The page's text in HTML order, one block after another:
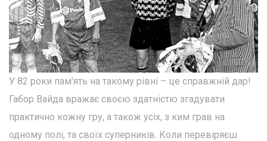
У 82 роки пам'ять на такому рівні – це справжній дар!
Габор Вайда вражає своєю здатністю згадувати
практично кожну гру, а також усіх, з ким грав на
одному полі, та своїх суперників. Коли перевіряєш